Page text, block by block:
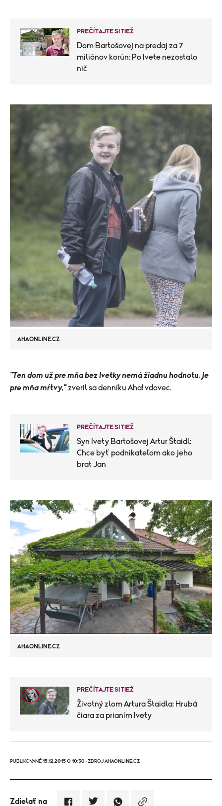
PREČÍTAJTE SI TIEŽ
Dom Bartošovej na predaj za 7
miliónov korún: Po Ivete nezostalo
nič
AHAONLINE.CZ
"Ten dom už pre mňa bez Ivetky nemá žiadnu hodnotu, je
pre mňa mŕtvy,"zveril sa denníku Aha! vdovec.
PREČÍTAJTE SI TIEŽ
Syn Ivety Bartošovej Artur Štaidl:
Chce byť podnikateľom ako jeho
brat Jan
AHAONLINE.CZ
PREČÍTAJTE SI TIEŽ
Životný zlom Artura Štaidla: Hrubá
čiara za prianím Ivety
PUBLIKOVANÉ 15.12.2015 O 10:30 · ZDROJ AHAONLINE.CZ
Zdielať na